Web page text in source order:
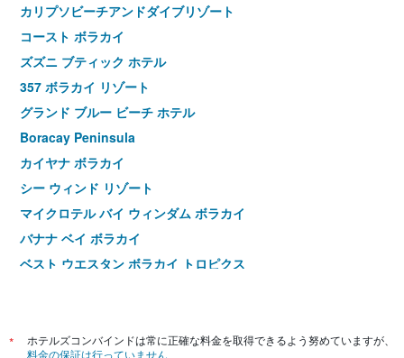
カリプソビーチアンドダイブリゾート
コースト ボラカイ
ズズニ ブティック ホテル
357 ボラカイ リゾート
グランド ブルー ビーチ ホテル
Boracay Peninsula
カイヤナ ボラカイ
シー ウィンド リゾート
マイクロテル バイ ウィンダム ボラカイ
バナナ ベイ ボラカイ
ベスト ウエスタン ボラカイ トロピクス
サー ビーチ リゾート
*
ホテルズコンバインドは常に正確な料金を取得できるよう努めていますが、
料金の保証は行っていません